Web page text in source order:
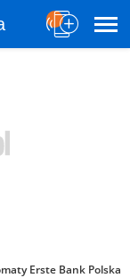
Erste Bank Polska